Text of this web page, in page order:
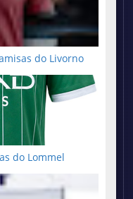
do Livorno
do Lommel